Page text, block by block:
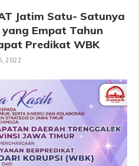
Jatim Satu- Satunya
Empat Tahun
Predikat WBK
2022